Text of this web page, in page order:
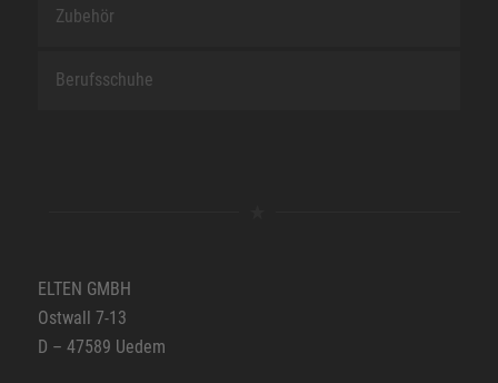
Zubehör
Berufsschuhe
ELTEN GMBH
Ostwall 7-13
D – 47589 Uedem